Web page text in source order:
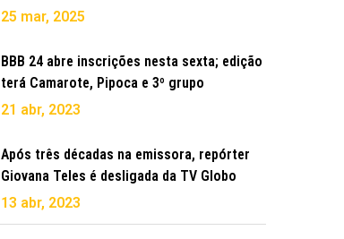
25 mar, 2025
BBB 24 abre inscrições nesta sexta; edição
terá Camarote, Pipoca e 3º grupo
21 abr, 2023
Após três décadas na emissora, repórter
Giovana Teles é desligada da TV Globo
13 abr, 2023